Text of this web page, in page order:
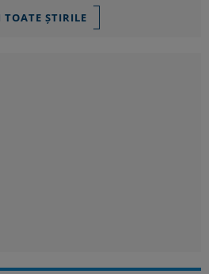
TOATE ȘTIRILE